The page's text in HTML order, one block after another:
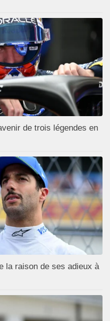
de trois légendes en
la raison de ses adieux à